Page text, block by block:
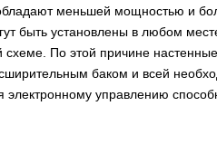
меньшей мощностью и
быть установлены в любом
схеме. По этой причине
баком и всей
электронному управлению